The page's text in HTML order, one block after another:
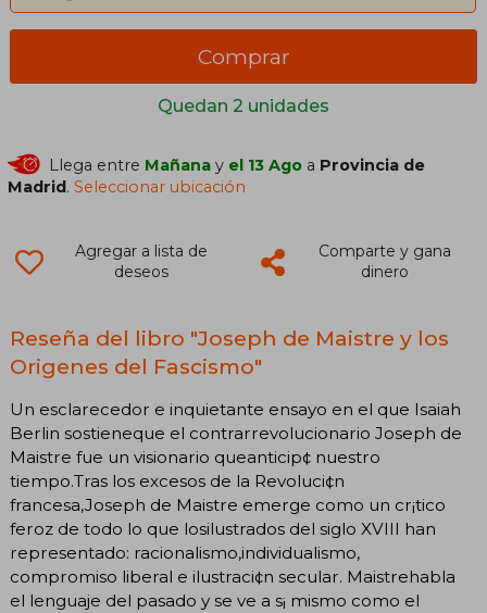
Quedan 2 unidades
Comprar
Llega entre Mañana y el 13 Ago a Provincia de
Madrid.Seleccionar ubicación
Agregar a lista de
deseos
Comparte y gana
dinero
Reseña del libro "Joseph de Maistre y los
Origenes del Fascismo"
Un esclarecedor e inquietante ensayo en el que Isaiah
Berlin sostieneque el contrarrevolucionario Joseph de
Maistre fue un visionario queanticip¢ nuestro
tiempo.Tras los excesos de la Revoluci¢n
francesa,Joseph de Maistre emerge como un cr¡tico
feroz de todo lo que losilustrados del siglo XVIII han
representado: racionalismo,individualismo,
compromiso liberal e ilustraci¢n secular. Maistrehabla
el lenguaje del pasado y se ve a s¡ mismo como el